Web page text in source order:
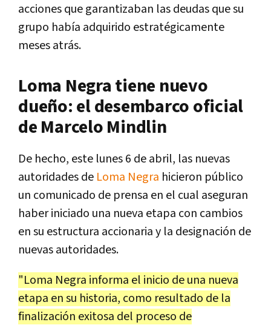
acciones que garantizaban las deudas que su
grupo había adquirido estratégicamente
meses atrás.
Loma Negra tiene nuevo
dueño: el desembarco oficial
de Marcelo Mindlin
De hecho, este lunes 6 de abril, las nuevas
autoridades de Loma Negra hicieron público
un comunicado de prensa en el cual aseguran
haber iniciado una nueva etapa con cambios
en su estructura accionaria y la designación de
nuevas autoridades.
"Loma Negra informa el inicio de una nueva
etapa en su historia, como resultado de la
finalización exitosa del proceso de